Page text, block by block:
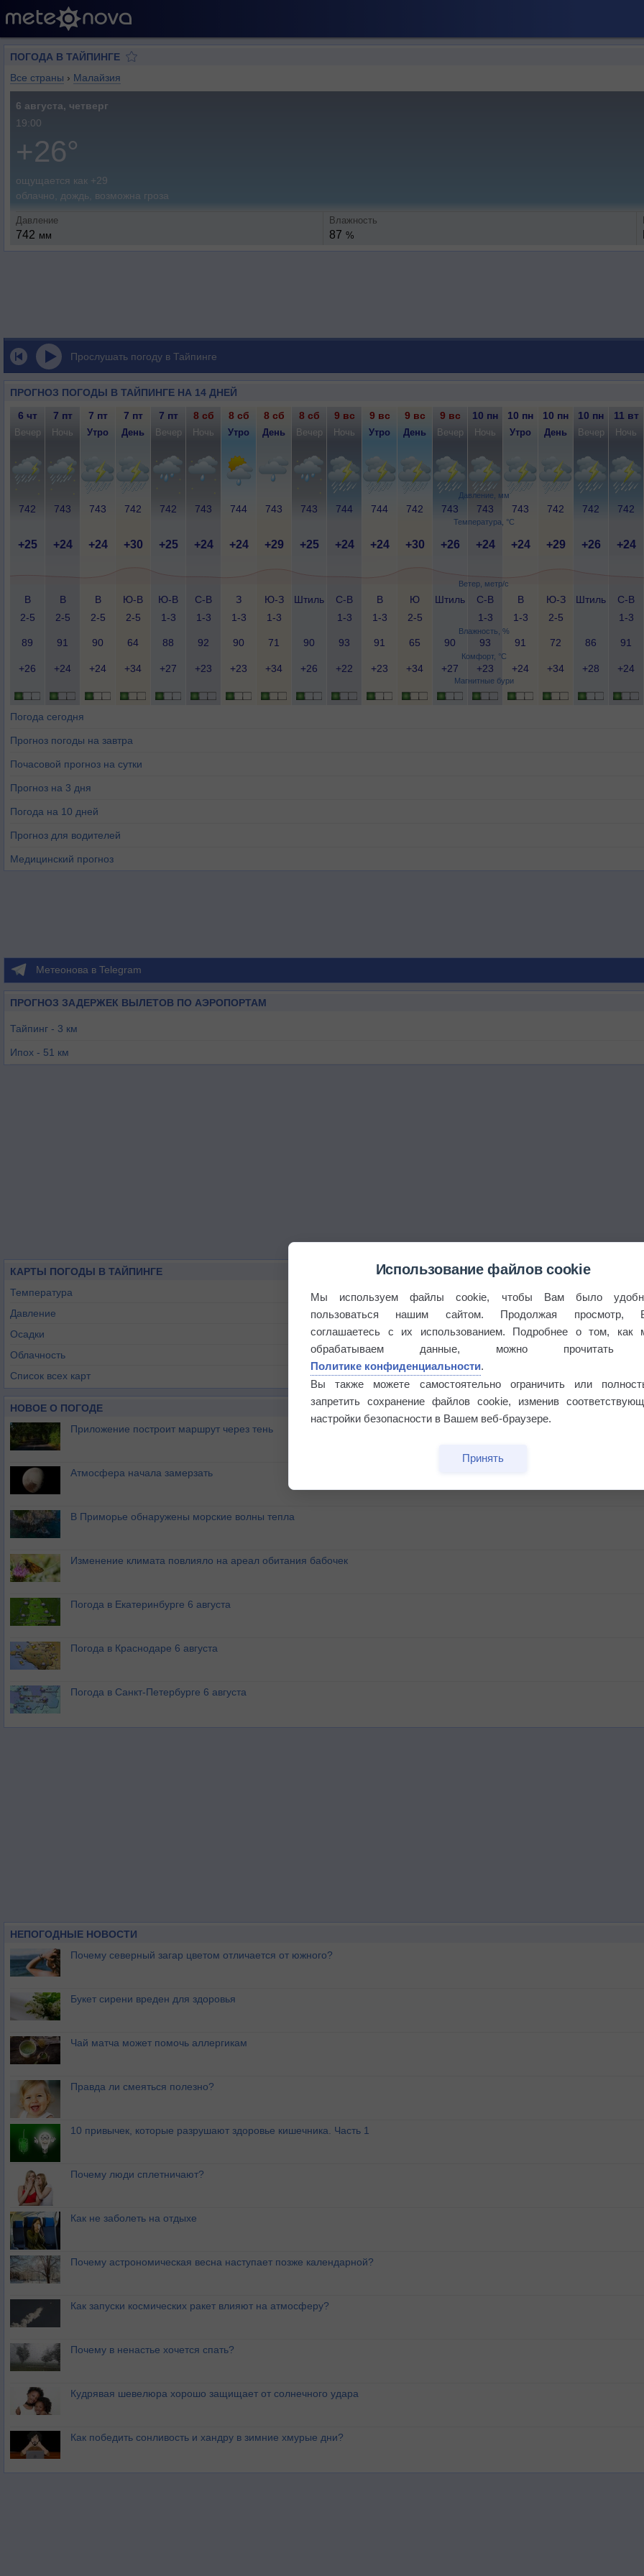
ПОГОДА В ТАЙПИНГЕ
Все страны › Малайзия
6 августа, четверг
19:00
+26°
ощущается как +29
облачно, дождь, возможна гроза
Давление
742 мм
Влажность
87 %
Прослушать погоду в Тайпинге
ПРОГНОЗ ПОГОДЫ В ТАЙПИНГЕ НА 14 ДНЕЙ
Давление, мм
Температура, °C
Ветер, метр/с
Влажность, %
Комфорт, °C
Магнитные бури
6 чт 7 пт 7 пт 7 пт 7 пт 8 сб 8 сб 8 сб 8 сб 9 вс 9 вс 9 вс 9 вс 10 пн 10 пн 10 пн 10 пн 11 вт
Вечер Ночь Утро День Вечер Ночь Утро День Вечер Ночь Утро День Вечер Ночь Утро День Вечер Ночь
742 743 743 742 742 743 744 743 743 744 744 742 743 743 743 742 742 742
+25 +24 +24 +30 +25 +24 +24 +29 +25 +24 +24 +30 +26 +24 +24 +29 +26 +24
В
2-5
В
2-5
В
2-5
Ю-В
2-5
Ю-В
1-3
С-В
1-3
З
1-3
Ю-З
1-3
Штиль
С-В
1-3
В
1-3
Ю
2-5
Штиль
С-В
1-3
В
1-3
Ю-З
2-5
Штиль
С-В
1-3
89 91 90 64 88 92 90 71 90 93 91 65 90 93 91 72 86 91
+26 +24 +24 +34 +27 +23 +23 +34 +26 +22 +23 +34 +27 +23 +24 +34 +28 +24
Погода сегодня
Прогноз погоды на завтра
Почасовой прогноз на сутки
Прогноз на 3 дня
Погода на 10 дней
Прогноз для водителей
Медицинский прогноз
Метеонова в Telegram
ПРОГНОЗ ЗАДЕРЖЕК ВЫЛЕТОВ ПО АЭРОПОРТАМ
Тайпинг - 3 км
Ипох - 51 км
КАРТЫ ПОГОДЫ В ТАЙПИНГЕ
Температура
Давление
Осадки
Облачность
Список всех карт
НОВОЕ О ПОГОДЕ
Приложение построит маршрут через тень
Атмосфера начала замерзать
В Приморье обнаружены морские волны тепла
Изменение климата повлияло на ареал обитания бабочек
Погода в Екатеринбурге 6 августа
Погода в Краснодаре 6 августа
Погода в Санкт-Петербурге 6 августа
НЕПОГОДНЫЕ НОВОСТИ
Почему северный загар цветом отличается от южного?
Букет сирени вреден для здоровья
Чай матча может помочь аллергикам
Правда ли смеяться полезно?
10 привычек, которые разрушают здоровье кишечника. Часть 1
Почему люди сплетничают?
Как не заболеть на отдыхе
Почему астрономическая весна наступает позже календарной?
Как запуски космических ракет влияют на атмосферу?
Почему в ненастье хочется спать?
Кудрявая шевелюра хорошо защищает от солнечного удара
Как победить сонливость и хандру в зимние хмурые дни?
Использование файлов cookie
Мы используем файлы cookie, чтобы Вам было
пользоваться нашим сайтом. Продолжая просмотр,
соглашаетесь с их использованием. Подробнее о том, как
обрабатываем данные, можно прочитать
Политике конфиденциальности.
Вы также можете самостоятельно ограничить или
запретить сохранение файлов cookie, изменив
настройки безопасности в Вашем веб-браузере.
Принять